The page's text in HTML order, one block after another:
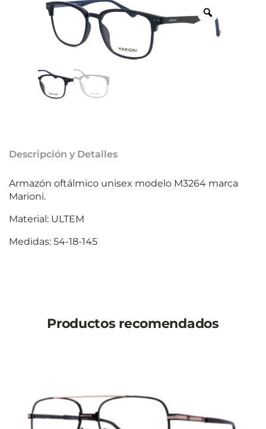
Descripción y Detalles
Armazón oftálmico unisex modelo M3264 marca
Marioni.
Material: ULTEM
Medidas: 54-18-145
Productos recomendados